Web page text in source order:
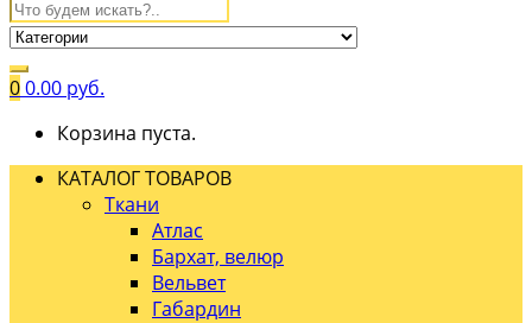
00.00 руб.
Корзина пуста.
КАТАЛОГ ТОВАРОВ
Ткани
Атлас
Бархат, велюр
Вельвет
Габардин